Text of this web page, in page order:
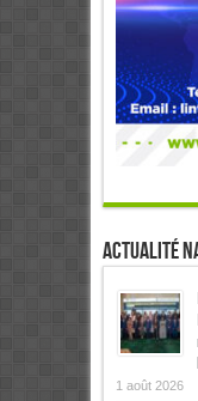
Actualité
1 août 2026